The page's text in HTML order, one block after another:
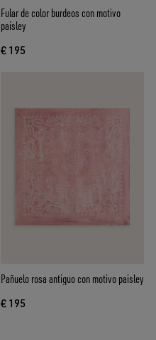
Fular de color burdeos con motivo
paisley
€ 195
Pañuelo rosa antiguo con motivo paisley
€ 195